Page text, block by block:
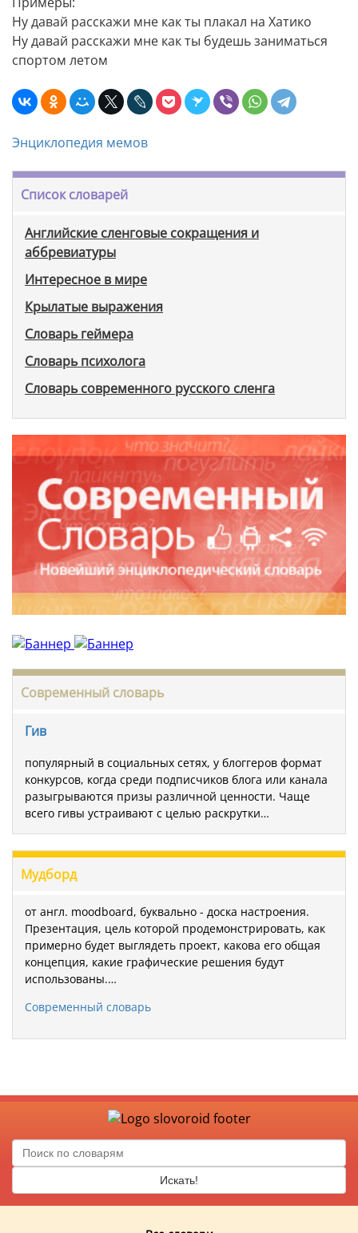
Ну давай расскажи мне как ты плакал на Хатико
Ну давай расскажи мне как ты будешь заниматься
спортом летом
Энциклопедия мемов
Список словарей
Английские сленговые сокращения и
аббревиатуры
Интересное в мире
Крылатые выражения
Словарь геймера
Словарь психолога
Словарь современного русского сленга
Современный словарь
Гив
популярный в социальных сетях, у блоггеров формат
конкурсов, когда среди подписчиков блога или канала
разыгрываются призы различной ценности. Чаще
всего гивы устраивают с целью раскрутки…
Мудборд
от англ. moodboard, буквально - доска настроения.
Презентация, цель которой продемонстрировать, как
примерно будет выглядеть проект, какова его общая
концепция, какие графические решения будут
использованы.…
Современный словарь
Искать!